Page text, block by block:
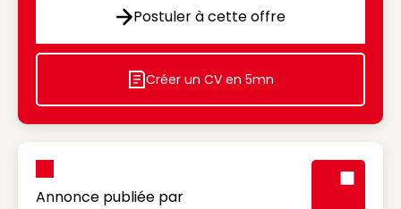
Postuler à cette offre
Postuler à cette offre
Icon decorative
Créer un CV en 5mn
Annonce publiée par